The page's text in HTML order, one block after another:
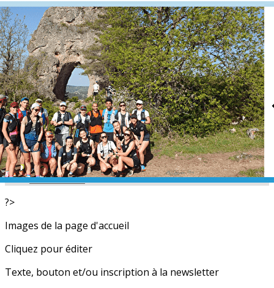
Exporter les lignes sélectionnées
Exporter toutes les colonnes
Exporter uniquement les colonnes affichées
Menu
<
>
L'équipe
Nos partenaires
Actualités
Calendrier
Photos
Newsletters
?>
Images de la page d'accueil
Cliquez pour éditer
Texte, bouton et/ou inscription à la newsletter